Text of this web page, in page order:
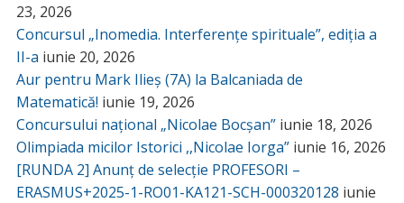
23, 2026
Concursul „Inomedia. Interferențe spirituale”, ediția a
II-a iunie 20, 2026
Aur pentru Mark Ilieș (7A) la Balcaniada de
Matematică! iunie 19, 2026
Concursului național „Nicolae Bocșan” iunie 18, 2026
Olimpiada micilor Istorici ,,Nicolae Iorga” iunie 16, 2026
[RUNDA 2] Anunț de selecție PROFESORI –
ERASMUS+2025-1-RO01-KA121-SCH-000320128 iunie